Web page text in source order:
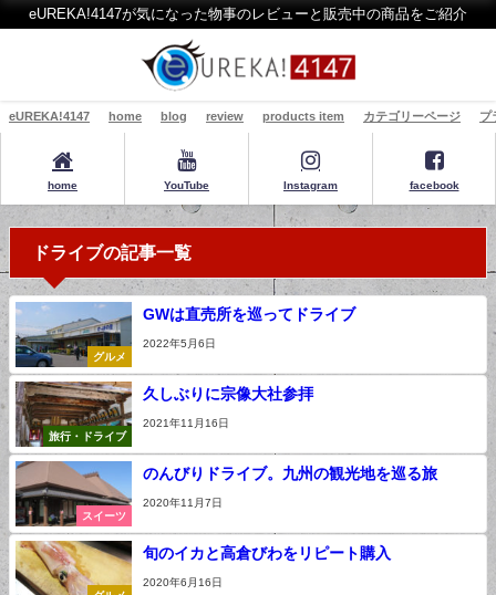
eUREKA!4147が気になった物事のレビューと販売中の商品をご紹介
eUREKA!4147 home blog review products item カテゴリーページ プ
home YouTube Instagram facebook
ドライブの記事一覧
グルメ
GWは直売所を巡ってドライブ
2022年5月6日
旅行・ドライブ
久しぶりに宗像大社参拝
2021年11月16日
スイーツ
のんびりドライブ。九州の観光地を巡る旅
2020年11月7日
旬のイカと高倉びわをリピート購入
2020年6月16日